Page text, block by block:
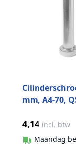
mm, A4-70,
4,14 incl. btw
Maandag